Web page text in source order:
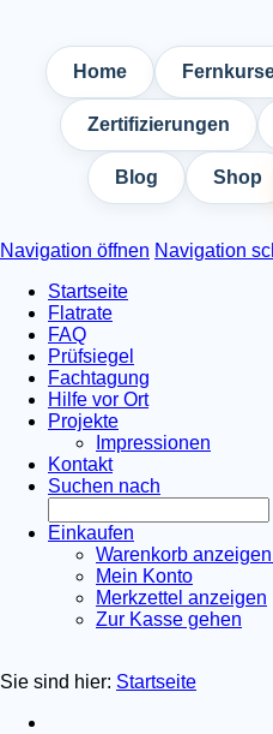
Home
Zertifizierungen
Blog Shop
Navigation öffnen Navigation
Startseite
Flatrate
FAQ
Prüfsiegel
Fachtagung
Hilfe vor Ort
Projekte
Impressionen
Kontakt
Suchen nach
Einkaufen
Warenkorb
Mein Konto
Merkzettel anzeigen
Zur Kasse gehen
Sie sind hier: Startseite